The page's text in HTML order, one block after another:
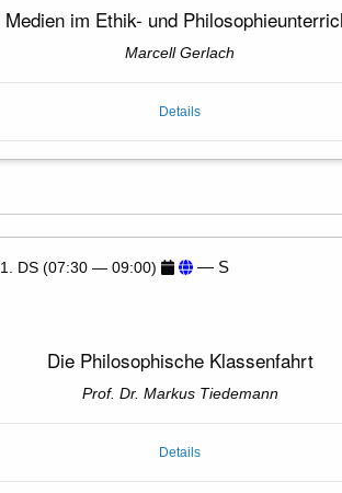
Medien im Ethik- und
Marcell Gerlach
Details
1. DS (07:30 — 09:00) — S
Die Philosophische Klassenfahrt
Prof. Dr. Markus Tiedemann
Details